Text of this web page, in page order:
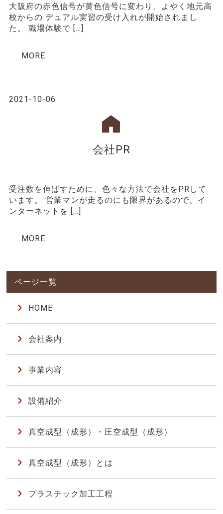
大阪府の赤色信号が黄色信号に変わり、よやく地元高
校からの デュアル実習の受け入れが開始されまし
た。 職場体験で […]
MORE
2021-10-06
会社PR
受注数を伸ばすために、色々な方法で会社をPRして
います。 営業マンが走るのにも限界があるので、イ
ンターネットを […]
MORE
HOME
会社案内
事業内容
設備紹介
真空成型（成形）・圧空成型（成形）
真空成型（成形）とは
プラスチック加工工程